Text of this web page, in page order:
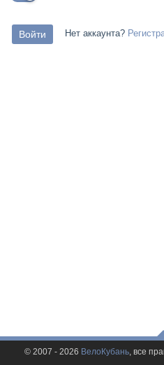
Нет аккаунта?
© 2007 - 2026 ВелоКубань, все